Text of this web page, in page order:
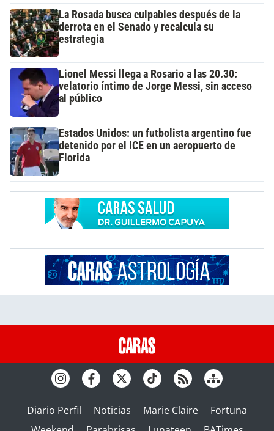
La Rosada busca culpables después de la
derrota en el Senado y recalcula su
estrategia
Lionel Messi llega a Rosario a las 20.30:
velatorio íntimo de Jorge Messi, sin acceso
al público
Estados Unidos: un futbolista argentino fue
detenido por el ICE en un aeropuerto de
Florida
Diario Perfil Noticias Marie Claire
Fortuna